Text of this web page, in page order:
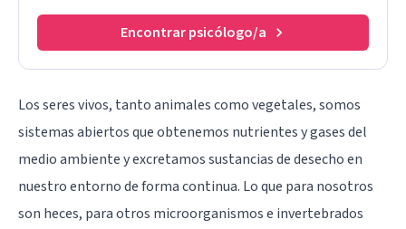
Encontrar psicólogo/a
Los seres vivos, tanto animales como vegetales, somos
sistemas abiertos que obtenemos nutrientes y gases del
medio ambiente y excretamos sustancias de desecho en
nuestro entorno de forma continua. Lo que para nosotros
son heces, para otros microorganismos e invertebrados